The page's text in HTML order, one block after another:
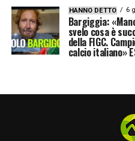
mese e stop, potrai
partitesenza ulteriori
sono vincoli di alcun
Goal da 19,99€,
HANNO DETTO 6
Bargiggia:
svelo cosa è
della FIGC.
calcio italiano»